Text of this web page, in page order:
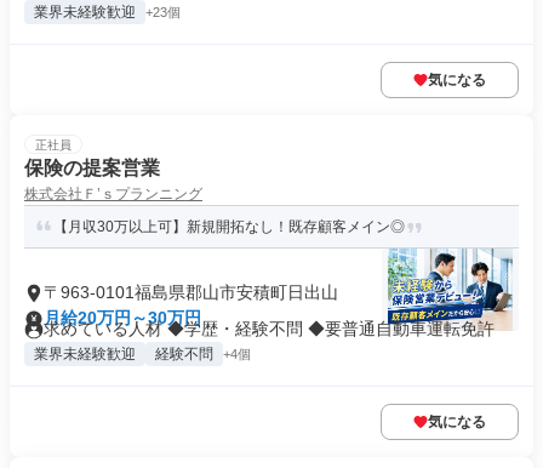
業界未経験歓迎 +23個
気になる
正社員
保険の提案営業
株式会社Ｆ’ｓプランニング
【月収30万以上可】新規開拓なし！既存顧客メイン◎
〒963-0101福島県郡山市安積町日出山
月給20万円～30万円
求めている人材 ◆学歴・経験不問 ◆要普通自動車運転免許
業界未経験歓迎 経験不問 +4個
気になる